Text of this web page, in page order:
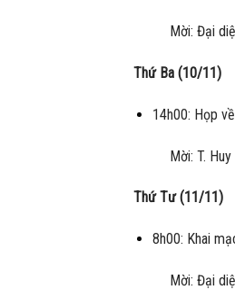
Mời: Đại
Thứ Ba (10/11)
14h00: Họp
Mời: T.
Thứ Tư (11/11)
8h00: Khai
Mời: Đại